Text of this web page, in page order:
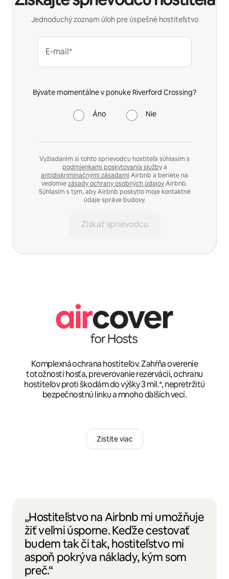
Jednoduchý zoznam úloh pre úspešné hostiteľstvo
E-mail*
Bývate momentálne v ponuke Riverford Crossing?
Áno Nie
Vyžiadaním si tohto sprievodcu hostiteľa súhlasím s
podmienkami poskytovania službya
antidiskriminačnými zásadami Airbnb a beriete na
vedomiezásady ochrany osobných údajovAirbnb.
Súhlasím s tým, aby Airbnb poskytlo moje kontaktné
údaje správe budovy.
Získať sprievodcu
Komplexná ochrana hostiteľov. Zahŕňa overenie
totožnosti hosťa, preverovanie rezervácií, ochranu
hostiteľov proti škodám do výšky 3 mil.*, nepretržitú
bezpečnostnú linku a mnoho ďalších vecí.
Zistite viac
„Hostiteľstvo na Airbnb mi umožňuje
žiť veľmi úsporne. Keďže cestovať
budem tak či tak, hostiteľstvo mi
aspoň pokrýva náklady, kým som
preč.“